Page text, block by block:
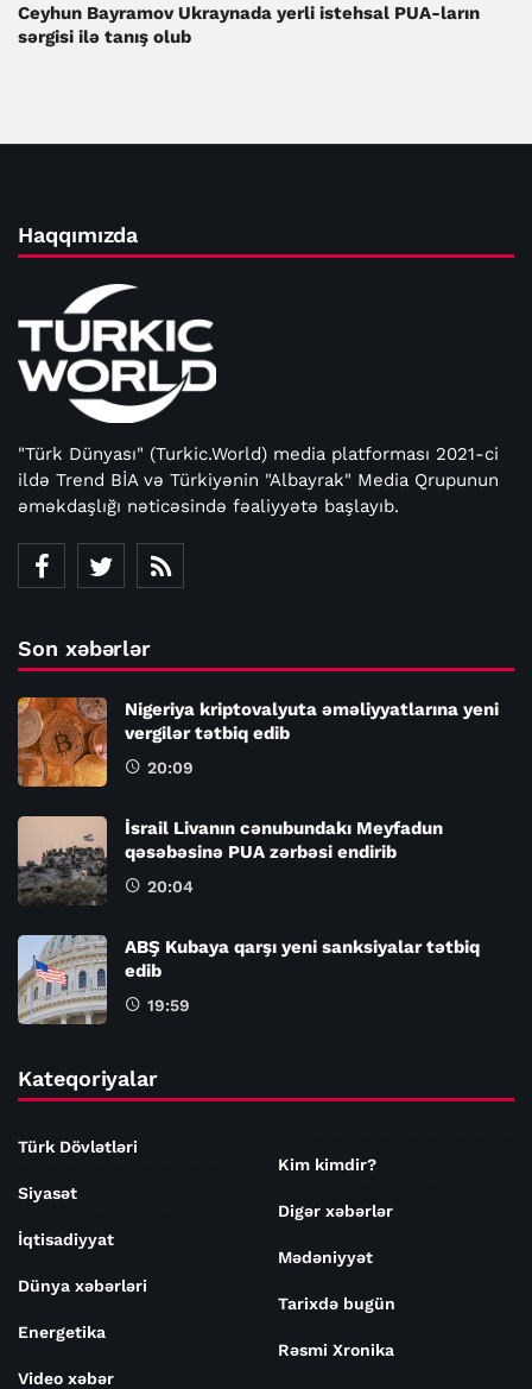
Ceyhun Bayramov Ukraynada yerli istehsal PUA-ların
sərgisi ilə tanış olub
Haqqımızda
"Türk Dünyası" (Turkic.World) media platforması 2021-ci
ildə Trend BİA və Türkiyənin "Albayrak" Media Qrupunun
əməkdaşlığı nəticəsində fəaliyyətə başlayıb.
Son xəbərlər
Nigeriya kriptovalyuta əməliyyatlarına yeni
vergilər tətbiq edib
20:09
İsrail Livanın cənubundakı Meyfadun
qəsəbəsinə PUA zərbəsi endirib
20:04
ABŞ Kubaya qarşı yeni sanksiyalar tətbiq
edib
19:59
Kateqoriyalar
Türk Dövlətləri
Siyasət
İqtisadiyyat
Dünya xəbərləri
Energetika
Video xəbər
Kim kimdir?
Digər xəbərlər
Mədəniyyət
Tarixdə bugün
Rəsmi Xronika